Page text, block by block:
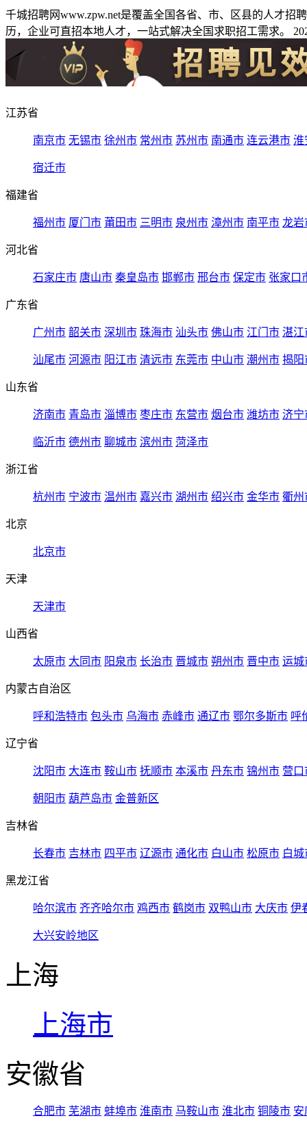
千城招聘网www.zpw.net是覆盖全国各省、市、区县的人才
历，企业可直招本地人才，一站式解决全国求职招工需求。
江苏省
南京市 无锡市 徐州市 常州市 苏州市 南通市 连云港市 淮
宿迁市
福建省
福州市 厦门市 莆田市 三明市 泉州市 漳州市 南平市 龙岩
河北省
石家庄市 唐山市 秦皇岛市 邯郸市 邢台市 保定市 张家口
广东省
广州市 韶关市 深圳市 珠海市 汕头市 佛山市 江门市 湛江
汕尾市 河源市 阳江市 清远市 东莞市 中山市 潮州市 揭阳
山东省
济南市 青岛市 淄博市 枣庄市 东营市 烟台市 潍坊市 济宁
临沂市 德州市 聊城市 滨州市 菏泽市
浙江省
杭州市 宁波市 温州市 嘉兴市 湖州市 绍兴市 金华市 衢州
北京
北京市
天津
天津市
山西省
太原市 大同市 阳泉市 长治市 晋城市 朔州市 晋中市 运城
内蒙古自治区
呼和浩特市 包头市 乌海市 赤峰市 通辽市 鄂尔多斯市 呼
辽宁省
沈阳市 大连市 鞍山市 抚顺市 本溪市 丹东市 锦州市 营口
朝阳市 葫芦岛市 金普新区
吉林省
长春市 吉林市 四平市 辽源市 通化市 白山市 松原市 白城
黑龙江省
哈尔滨市 齐齐哈尔市 鸡西市 鹤岗市 双鸭山市 大庆市 伊
大兴安岭地区
上海
上海市
安徽省
合肥市 芜湖市 蚌埠市 淮南市 马鞍山市 淮北市 铜陵市 安